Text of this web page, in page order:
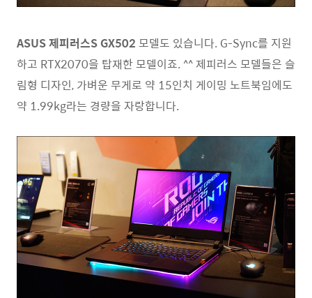
ASUS 제피러스S GX502 모델도 있습니다. G-Sync를 지원
하고 RTX2070을 탑재한 모델이죠. ^^ 제피러스 모델들은 슬
림형 디자인, 가벼운 무게로 약 15인치 게이밍 노트북임에도
약 1.99kg라는 경량을 자랑합니다.